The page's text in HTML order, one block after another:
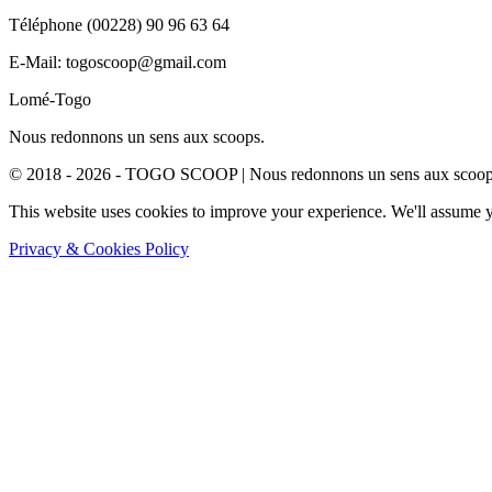
Téléphone (00228) 90 96 63 64
E-Mail: togoscoop@gmail.com
Lomé-Togo
Nous redonnons un sens aux scoops.
© 2018 - 2026 - TOGO SCOOP | Nous redonnons un sens aux
This website uses cookies to improve your experience. We'll
Privacy & Cookies Policy